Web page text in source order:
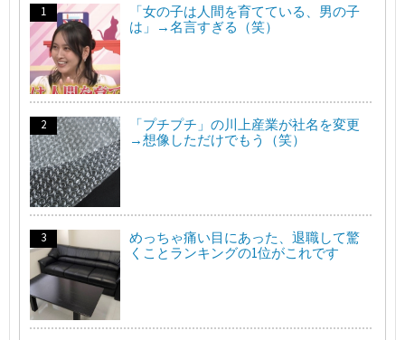
「女の子は人間を育てている、男の子
は」→名言すぎる（笑）
「プチプチ」の川上産業が社名を変更
→想像しただけでもう（笑）
めっちゃ痛い目にあった、退職して驚
くことランキングの1位がこれです